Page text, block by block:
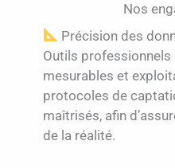
Nos
Précision des
Outils professionnels
mesurables et
protocoles de
maîtrisés, afin
de la réalité.